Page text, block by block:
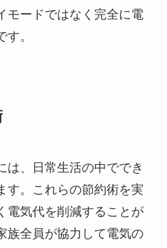
モードではなく完全に電
。
は、日常生活の中ででき
す。これらの節約術を実
電気代を削減することが
族全員が協力して電気の